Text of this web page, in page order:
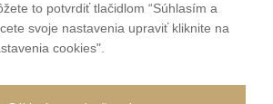
ďaľšie web stránky.
to potvrdiť tlačidlom “Súhlasím a
svoje nastavenia upraviť kliknite na
cookies".